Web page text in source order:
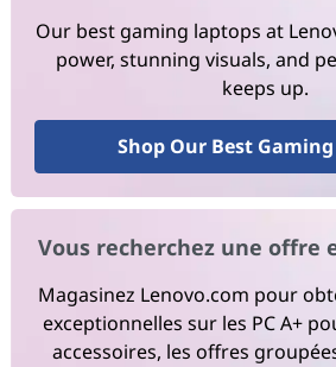
Our best gaming laptops at
power, stunning visuals, and
keeps up.
Shop Our Best
Vous recherchez une offre
Magasinez Lenovo.com pour
exceptionnelles sur les PC A+
accessoires, les offres